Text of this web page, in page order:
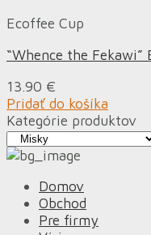
Ecoffee Cup
“Whence the
13.90 €
Pridať do košíka
Kategórie produktov
Domov
Obchod
Pre firmy